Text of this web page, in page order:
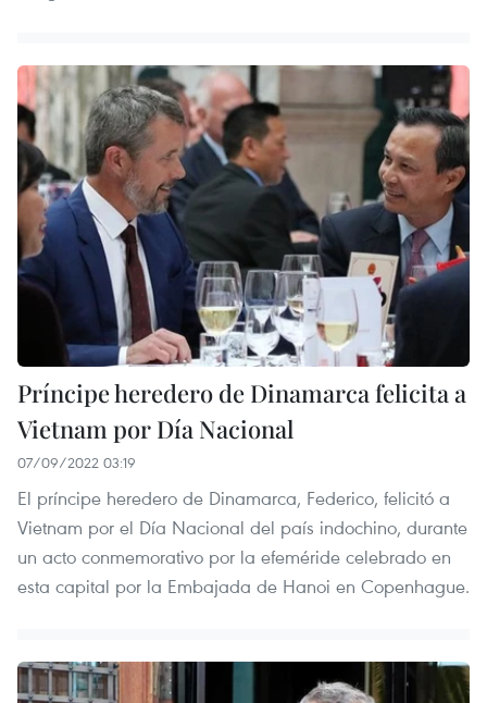
Príncipe heredero de Dinamarca felicita a
Vietnam por Día Nacional
07/09/2022 03:19
El príncipe heredero de Dinamarca, Federico, felicitó a
Vietnam por el Día Nacional del país indochino, durante
un acto conmemorativo por la efeméride celebrado en
esta capital por la Embajada de Hanoi en Copenhague.